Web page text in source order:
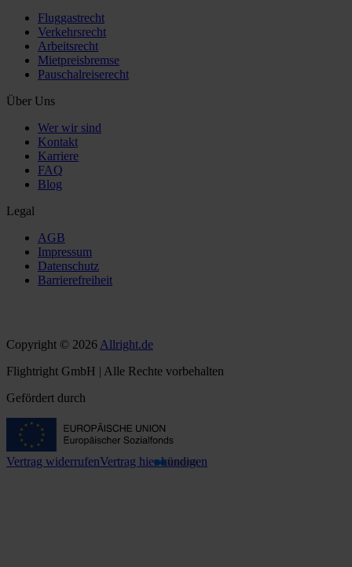
Fluggastrecht
Verkehrsrecht
Arbeitsrecht
Mietpreisbremse
Pauschalreiserecht
Über Uns
Wer wir sind
Kontakt
Karriere
FAQ
Blog
Legal
AGB
Impressum
Datenschutz
Barrierefreiheit
Copyright © 2026 Allright.de
Flightright GmbH | Alle Rechte vorbehalten
Gefördert durch
Vertrag widerrufenVertrag hier kündigen